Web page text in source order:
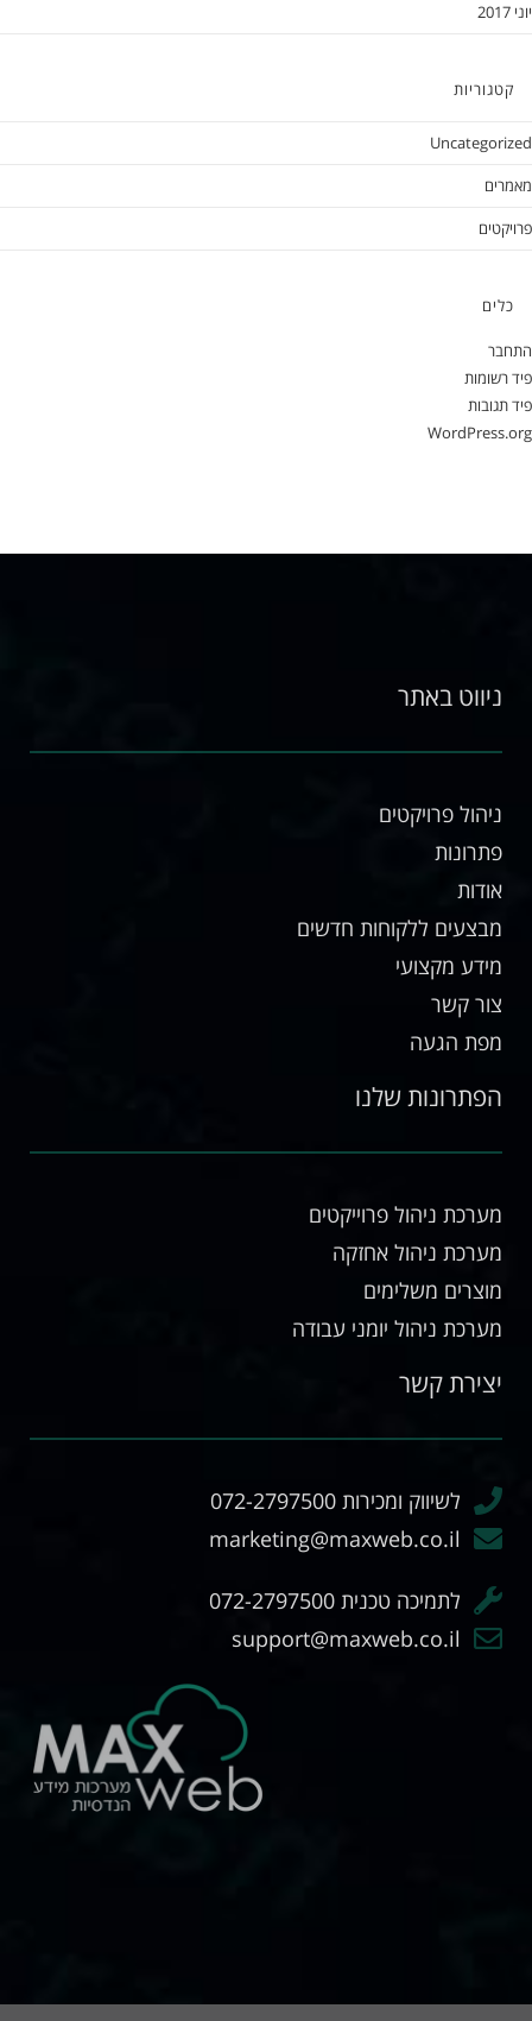
יוני 2017
קטגוריות
Uncategorized
מאמרים
פרויקטים
כלים
התחבר
פיד רשומות
פיד תגובות
WordPress.org
ניווט באתר
ניהול פרויקטים
פתרונות
אודות
מבצעים ללקוחות חדשים
מידע מקצועי
צור קשר
מפת הגעה
הפתרונות שלנו
מערכת ניהול פרוייקטים
מערכת ניהול אחזקה
מוצרים משלימים
מערכת ניהול יומני עבודה
יצירת קשר
לשיווק ומכירות 072-2797500
marketing@maxweb.co.il
לתמיכה טכנית 072-2797500
support@maxweb.co.il